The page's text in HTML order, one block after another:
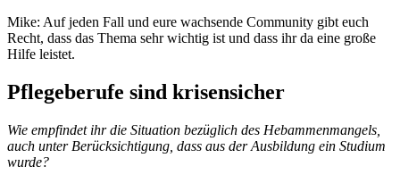
Mike: Auf jeden Fall und eure wachsende Community gibt euch
Recht, dass das Thema sehr wichtig ist und dass ihr da eine große
Hilfe leistet.
Pflegeberufe sind krisensicher
Wie empfindet ihr die Situation bezüglich des Hebammenmangels,
auch unter Berücksichtigung, dass aus der Ausbildung ein Studium
wurde?